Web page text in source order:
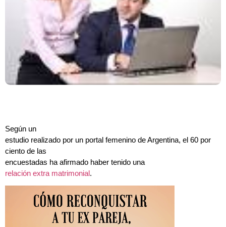
Según un
estudio realizado por un portal femenino de Argentina, el 60 por
ciento de las
encuestadas ha afirmado haber tenido una
relación extra matrimonial .